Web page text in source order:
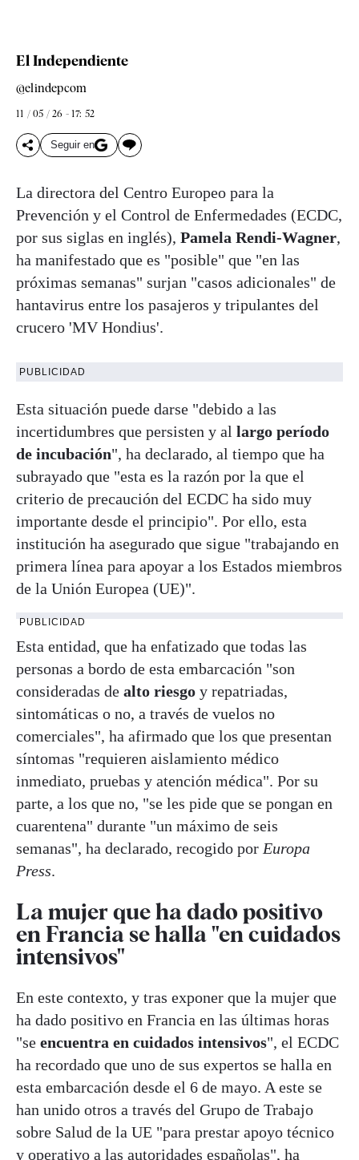
El Independiente
@elindepcom
11 / 05 / 26 - 17: 52
Seguir en
La directora del Centro Europeo para la
Prevención y el Control de Enfermedades (ECDC,
por sus siglas en inglés), Pamela Rendi-Wagner,
ha manifestado que es "posible" que "en las
próximas semanas" surjan "casos adicionales" de
hantavirus entre los pasajeros y tripulantes del
crucero 'MV Hondius'.
PUBLICIDAD
Esta situación puede darse "debido a las
incertidumbres que persisten y al largo período
de incubación", ha declarado, al tiempo que ha
subrayado que "esta es la razón por la que el
criterio de precaución del ECDC ha sido muy
importante desde el principio". Por ello, esta
institución ha asegurado que sigue "trabajando en
primera línea para apoyar a los Estados miembros
de la Unión Europea (UE)".
PUBLICIDAD
Esta entidad, que ha enfatizado que todas las
personas a bordo de esta embarcación "son
consideradas de alto riesgo y repatriadas,
sintomáticas o no, a través de vuelos no
comerciales", ha afirmado que los que presentan
síntomas "requieren aislamiento médico
inmediato, pruebas y atención médica". Por su
parte, a los que no, "se les pide que se pongan en
cuarentena" durante "un máximo de seis
semanas", ha declarado, recogido por Europa
Press.
La mujer que ha dado positivo
en Francia se halla "en cuidados
intensivos"
En este contexto, y tras exponer que la mujer que
ha dado positivo en Francia en las últimas horas
"se encuentra en cuidados intensivos", el ECDC
ha recordado que uno de sus expertos se halla en
esta embarcación desde el 6 de mayo. A este se
han unido otros a través del Grupo de Trabajo
sobre Salud de la UE "para prestar apoyo técnico
y operativo a las autoridades españolas", ha